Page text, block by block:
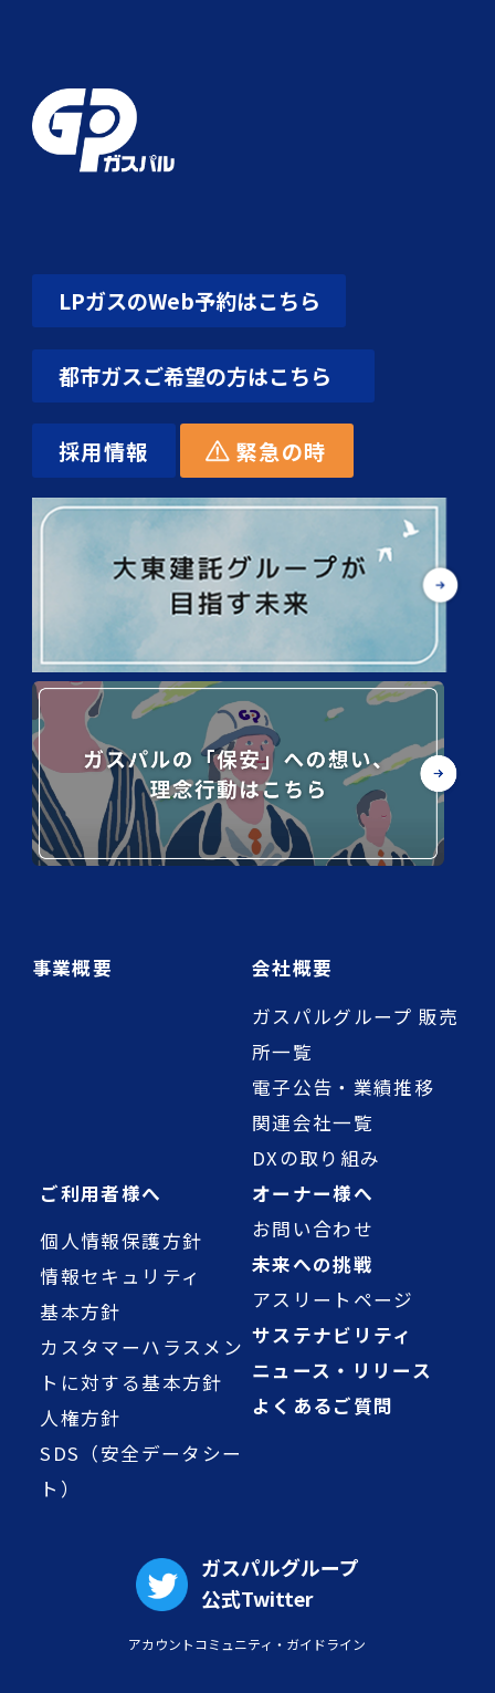
LPガスのWeb予約はこちら
都市ガスご希望の方はこちら
採用情報 緊急の時
事業概要
会社概要
ガスパルグループ 販売
所一覧
電子公告・業績推移
関連会社一覧
DXの取り組み
ご利用者様へ
個人情報保護方針
情報セキュリティ
基本方針
カスタマーハラスメン
トに対する基本方針
人権方針
SDS（安全データシー
ト）
オーナー様へ
お問い合わせ
未来への挑戦
アスリートページ
サステナビリティ
ニュース・リリース
よくあるご質問
ガスパルグループ
公式Twitter
アカウントコミュニティ・ガイドライン